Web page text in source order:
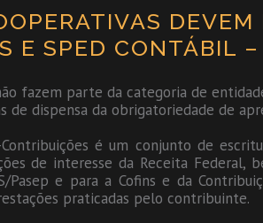
E SPED CONTÁBIL
fazem parte da categoria de
de dispensa da obrigatoriedade de
é um conjunto de
de interesse da Receita Federal,
Pasep e para a Cofins e da
praticadas pelo contribuinte.